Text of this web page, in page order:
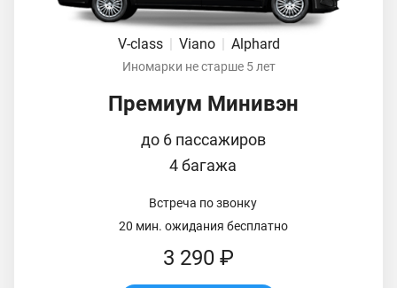
V-class Viano Alphard
Иномарки не старше 5 лет
Премиум Минивэн
до 6 пассажиров
4 багажа
Встреча по звонку
20 мин. ожидания бесплатно
3 290 ₽